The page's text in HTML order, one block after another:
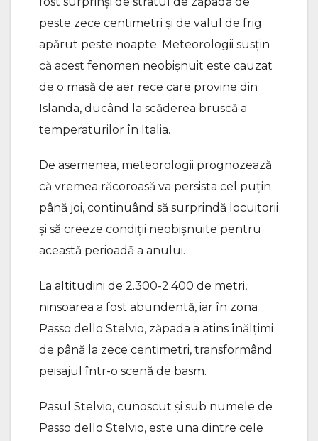
peste zece centimetri și de valul de frig
apărut peste noapte. Meteorologii susțin
că acest fenomen neobișnuit este cauzat
de o masă de aer rece care provine din
Islanda, ducând la scăderea bruscă a
temperaturilor în Italia.
De asemenea, meteorologii prognozează
că vremea răcoroasă va persista cel puțin
până joi, continuând să surprindă locuitorii
și să creeze condiții neobișnuite pentru
această perioadă a anului.
La altitudini de 2.300-2.400 de metri,
ninsoarea a fost abundentă, iar în zona
Passo dello Stelvio, zăpada a atins înălțimi
de până la zece centimetri, transformând
peisajul într-o scenă de basm.
Pasul Stelvio, cunoscut și sub numele de
Passo dello Stelvio, este una dintre cele